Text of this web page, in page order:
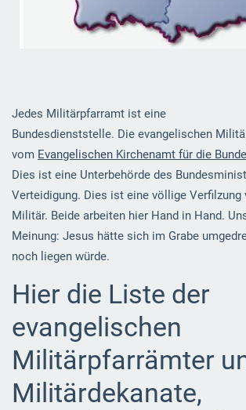
Jedes Militärpfarramt ist eine
Bundesdienststelle. Die evangelischen
vom Evangelischen Kirchenamt für die
Dies ist eine Unterbehörde des
Verteidigung. Dies ist eine völlige Verfilzung
Militär. Beide arbeiten hier Hand in Hand.
Meinung: Jesus hätte sich im Grabe
noch liegen würde.
Hier die Liste der
evangelischen
Militärpfarrämter
Militärdekanate,